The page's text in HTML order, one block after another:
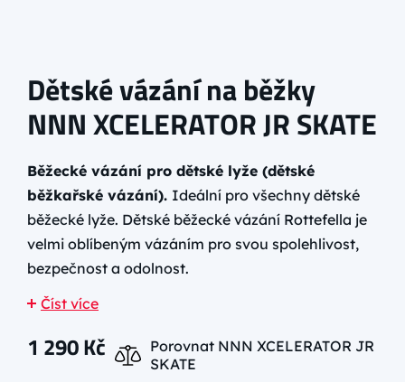
Dětské vázání na běžky
NNN XCELERATOR JR SKATE
Běžecké vázání pro dětské lyže (dětské
běžkařské vázání). Ideální pro všechny dětské
běžecké lyže. Dětské běžecké vázání Rottefella je
velmi oblíbeným vázáním pro svou spolehlivost,
bezpečnost a odolnost.
Číst více
1 290Kč
Porovnat NNN XCELERATOR JR
SKATE